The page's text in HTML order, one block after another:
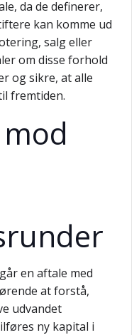
da de definerer,
kan komme ud
salg eller
om disse forhold
og sikre, at alle
fremtiden.
en aftale med
at forstå,
udvandet
ny kapital i